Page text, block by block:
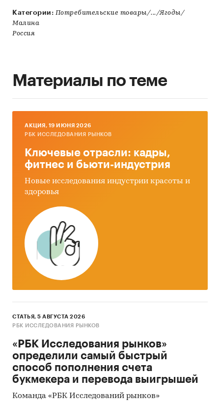
Категории: Потребительские товары/.../Ягоды/
Малина
Россия
Материалы по теме
AКЦИЯ, 19 ИЮНЯ 2026
РБК ИССЛЕДОВАНИЯ РЫНКОВ
Ключевые отрасли: кадры,
фитнес и бьюти-индустрия
Новые исследования индустрии красоты и
здоровья
СТАТЬЯ, 5 АВГУСТА 2026
РБК ИССЛЕДОВАНИЯ РЫНКОВ
«РБК Исследования рынков»
определили самый быстрый
способ пополнения счета
букмекера и перевода выигрышей
Команда «РБК Исследований рынков»